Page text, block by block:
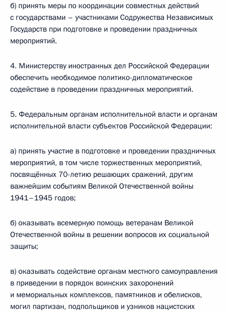
б) принять меры по координации совместных действий
с государствами – участниками Содружества Независимых
Государств при подготовке и проведении праздничных
мероприятий.
4. Министерству иностранных дел Российской Федерации
обеспечить необходимое политико-дипломатическое
содействие в проведении праздничных мероприятий.
5. Федеральным органам исполнительной власти и органам
исполнительной власти субъектов Российской Федерации:
а) принять участие в подготовке и проведении праздничных
мероприятий, в том числе торжественных мероприятий,
посвящённых 70-летию решающих сражений, другим
важнейшим событиям Великой Отечественной войны
1941–1945 годов;
б) оказывать всемерную помощь ветеранам Великой
Отечественной войны в решении вопросов их социальной
защиты;
в) оказывать содействие органам местного самоуправления
в приведении в порядок воинских захоронений
и мемориальных комплексов, памятников и обелисков,
могил партизан, подпольщиков и узников нацистских